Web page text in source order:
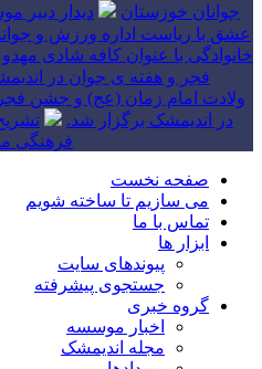
جوانان خوزستان
دیدار دبیر
عشق با ریاست اداره ورزش و
خانوادگی با عنوان کافه شادی
فجر و هفته ی جوان در
ولادت امام زمان (عج) و جشن
در اندیمشک برگزار شد.
فرهنگی
صفحه نخست
می سازیم تا ساخته شویم
تماس با ما
ابزار ها
پیوندهای سایت
جستجوی پیشرفته
گروه خبری
اخبار موسسه
مجله اندیمشک